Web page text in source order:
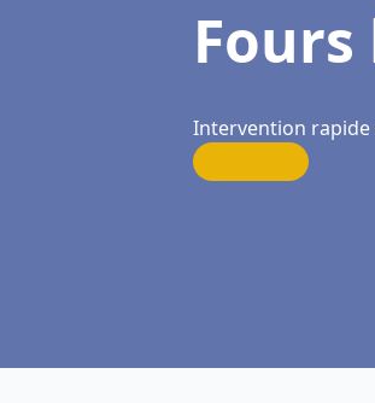
Fours
Intervention rapide